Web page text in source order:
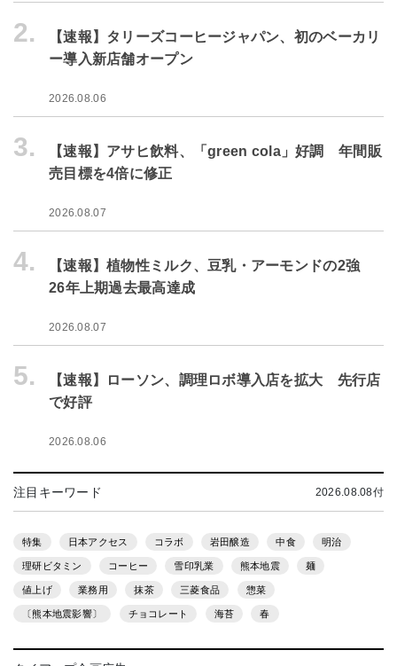
2.
【速報】タリーズコーヒージャパン、初のベーカリ
ー導入新店舗オープン
2026.08.06
3.
【速報】アサヒ飲料、「green cola」好調 年間販
売目標を4倍に修正
2026.08.07
4.
【速報】植物性ミルク、豆乳・アーモンドの2強
26年上期過去最高達成
2026.08.07
5.
【速報】ローソン、調理ロボ導入店を拡大 先行店
で好評
2026.08.06
注目キーワード 2026.08.08付
特集 日本アクセス コラボ 岩田醸造 中食 明治
理研ビタミン コーヒー 雪印乳業 熊本地震 麺
値上げ 業務用 抹茶 三菱食品 惣菜
〔熊本地震影響〕 チョコレート 海苔 春